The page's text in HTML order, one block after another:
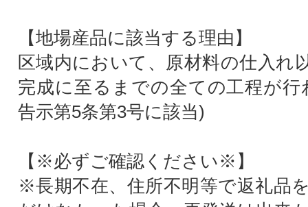
【地場産品に該当する理由】
区域内において、原材料の仕入れ
完成に至るまでの全ての工程が
告示第5条第3号に該当)
【※必ずご確認ください※】
※長期不在、住所不明等で返礼品